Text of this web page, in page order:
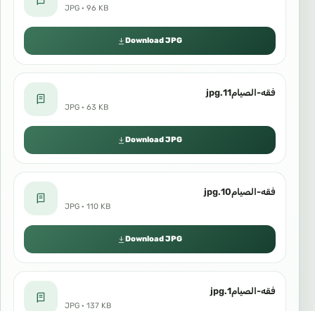
JPG · 96 KB
Download JPG
فقه-الصيام11.jpg
JPG · 63 KB
Download JPG
فقه-الصيام10.jpg
JPG · 110 KB
Download JPG
فقه-الصيام1.jpg
JPG · 137 KB